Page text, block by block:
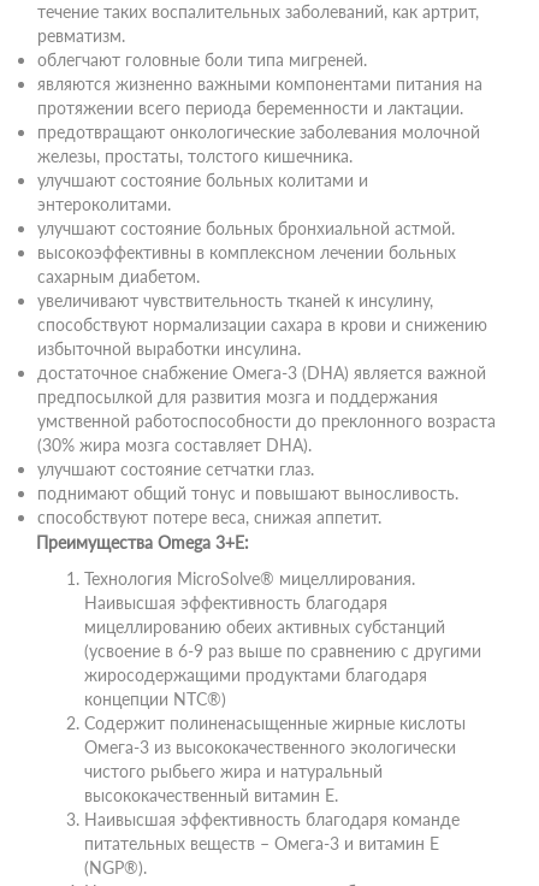
течение таких воспалительных заболеваний, как артрит,
ревматизм.
облегчают головные боли типа мигреней.
являются жизненно важными компонентами питания на
протяжении всего периода беременности и лактации.
предотвращают онкологические заболевания молочной
железы, простаты, толстого кишечника.
улучшают состояние больных колитами и
энтероколитами.
улучшают состояние больных бронхиальной астмой.
высокоэффективны в комплексном лечении больных
сахарным диабетом.
увеличивают чувствительность тканей к инсулину,
способствуют нормализации сахара в крови и снижению
избыточной выработки инсулина.
достаточное снабжение Омега-3 (DHA) является важной
предпосылкой для развития мозга и поддержания
умственной работоспособности до преклонного возраста
(30% жира мозга составляет DHA).
улучшают состояние сетчатки глаз.
поднимают общий тонус и повышают выносливость.
способствуют потере веса, снижая аппетит.
Преимущества Omega 3+E:
Технология MicroSolve® мицеллирования.
Наивысшая эффективность благодаря
мицеллированию обеих активных субстанций
(усвоение в 6-9 раз выше по сравнению с другими
жиросодержащими продуктами благодаря
концепции NTC®)
Содержит полиненасыщенные жирные кислоты
Омега-3 из высококачественного экологически
чистого рыбьего жира и натуральный
высококачественный витамин Е.
Наивысшая эффективность благодаря команде
питательных веществ – Омега-3 и витамин Е
(NGP®).